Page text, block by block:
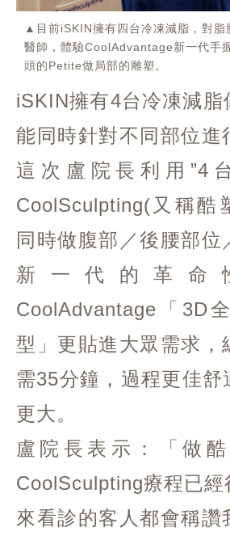
▲目前iSKIN擁有四台冷凍減脂，對脂
醫師，體驗CoolAdvantage新一代手
頭的Petite做局部的雕塑。
iSKIN擁有4台冷凍減脂
能同時針對不同部位進
這次盧院長利用”4
CoolSculpting(又稱酷
同時做腹部／後腰部位
新一代的革命
CoolAdvantage「3D
型」更貼進大眾需求，
需35分鐘，過程更佳舒
更大。
盧院長表示：「做
CoolSculpting療程已經
來看診的客人都會稱讚